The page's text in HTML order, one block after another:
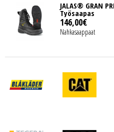
JALAS® GRAN
Työsaapas
146,00€
Nahkasaappaat